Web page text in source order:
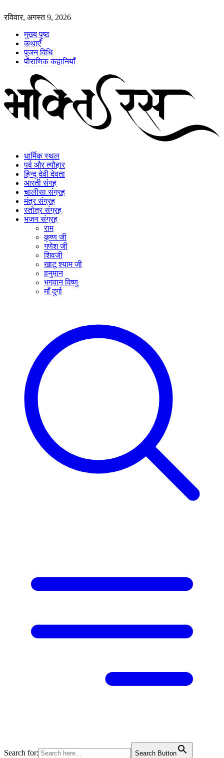
रविवार, अगस्त 9, 2026
मुख्य पृष्ठ
कथाएँ
पूजन विधि
पौराणिक कहानियाँ
धार्मिक स्थल
पर्व और त्यौहार
हिन्दू देवी देवता
आरती संगह
चालीसा संग्रह
मंत्र संग्रह
स्तोत्र संग्रह
भजन संग्रह
राम
कृष्ण जी
गणेश जी
शिवजी
खाटू श्याम जी
हनुमान
भगवान विष्णु
माँ दुर्गा
Search for: Search Button